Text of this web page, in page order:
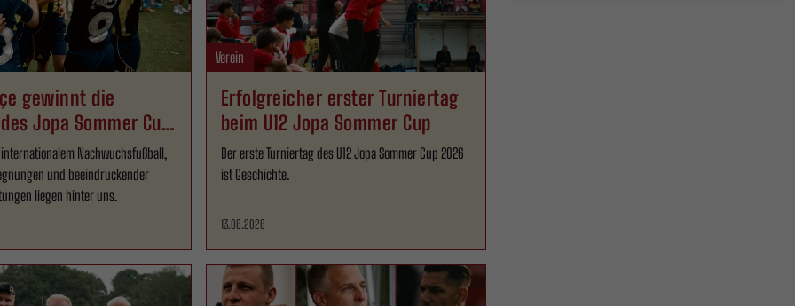
gewinnt die
Jopa Sommer Cup
Nachwuchsfußball,
und beeindruckender
liegen hinter uns.
Verein
Erfolgreicher erster Turniertag
beim U12 Jopa Sommer Cup
Der erste Turniertag des U12 Jopa Sommer Cup 2026
ist Geschichte.
13.06.2026